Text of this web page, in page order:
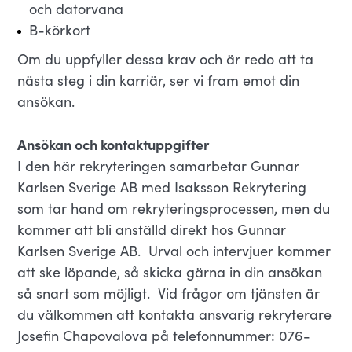
och datorvana
B-körkort
Om du uppfyller dessa krav och är redo att ta
nästa steg i din karriär, ser vi fram emot din
ansökan.
Ansökan och kontaktuppgifter
I den här rekryteringen samarbetar Gunnar
Karlsen Sverige AB med Isaksson Rekrytering
som tar hand om rekryteringsprocessen, men du
kommer att bli anställd direkt hos Gunnar
Karlsen Sverige AB. Urval och intervjuer kommer
att ske löpande, så skicka gärna in din ansökan
så snart som möjligt. Vid frågor om tjänsten är
du välkommen att kontakta ansvarig rekryterare
Josefin Chapovalova på telefonnummer: 076-